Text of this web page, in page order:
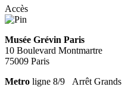
Accès
Musée Grévin Paris
10 Boulevard Montmartre
75009 Paris
Metro ligne 8/9 Arrêt